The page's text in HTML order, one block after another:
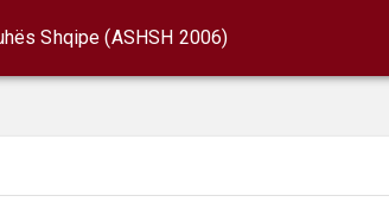
Shqipe (ASHSH 2006)